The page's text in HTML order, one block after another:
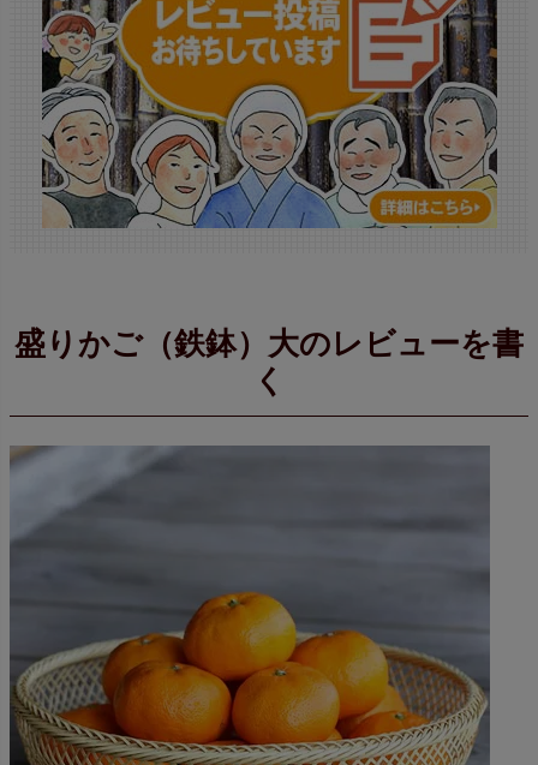
盛りかご（鉄鉢）大のレビューを書
く